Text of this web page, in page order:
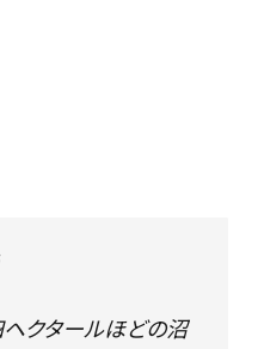
クタールほどの沼